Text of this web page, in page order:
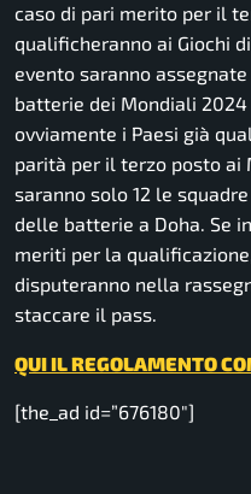
caso di pari merito per il
qualificheranno ai Giochi
evento saranno
batterie dei Mondiali
ovviamente i Paesi già
parità per il terzo posto ai
saranno solo 12 le
delle batterie a Doha. Se
meriti per la
disputeranno nella
staccare il pass.
QUI IL REGOLAMENTO
[the_ad id=”676180″]